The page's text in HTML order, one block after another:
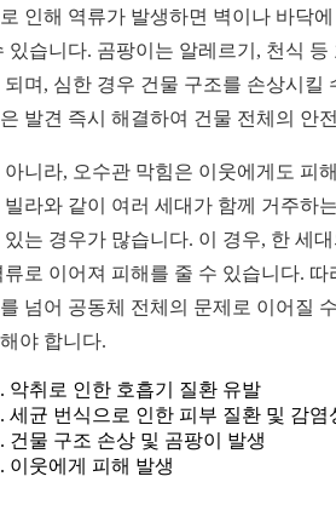
인해 역류가 발생하면 벽이나 바닥
있습니다. 곰팡이는 알레르기, 천식
되며, 심한 경우 건물 구조를 손상시킬
발견 즉시 해결하여 건물 전체의 안
아니라, 오수관 막힘은 이웃에게도 피
빌라와 같이 여러 세대가 함께 거주하
있는 경우가 많습니다. 이 경우, 한 세
류로 이어져 피해를 줄 수 있습니다.
넘어 공동체 전체의 문제로 이어질
야 합니다.
악취로 인한 호흡기 질환 유발
세균 번식으로 인한 피부 질환 및 감염
건물 구조 손상 및 곰팡이 발생
이웃에게 피해 발생